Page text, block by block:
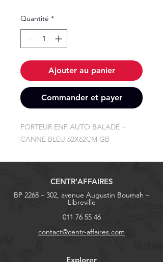
Quantité *
Ajouter au panier
Commander et payer
PORTEUR ENF AUTO BALADE +
CANNE BLEU 62X62CM GB
CENTR'AFFAIRES
BP 2268 – 302, avenue Augustin Boumah –
Libreville
011 76 55 46
contact@centr-affaires.com
Explorer